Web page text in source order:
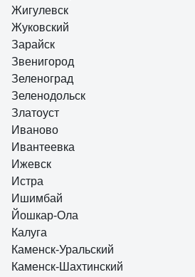
Жигулевск
Жуковский
Зарайск
Звенигород
Зеленоград
Зеленодольск
Златоуст
Иваново
Ивантеевка
Ижевск
Истра
Ишимбай
Йошкар-Ола
Калуга
Каменск-Уральский
Каменск-Шахтинский